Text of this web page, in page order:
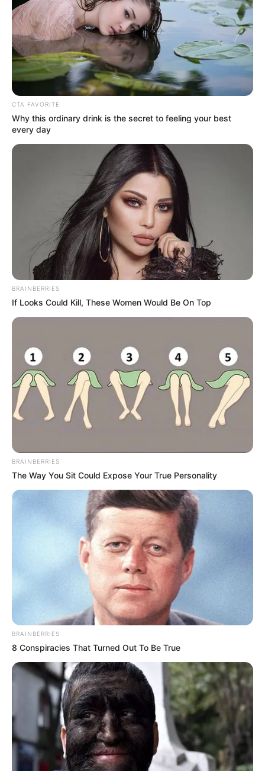
ΣΠΑΜΕ ΤΟ ΜΑΤΡΙΞ – ΤΟ ΒΙΒΛΙΟ
CTA FAVORITE
Why this ordinary drink is the secret to feeling your best
every day
BRAINBERRIES
If Looks Could Kill, These Women Would Be On Top
BRAINBERRIES
The Way You Sit Could Expose Your True Personality
BRAINBERRIES
8 Conspiracies That Turned Out To Be True